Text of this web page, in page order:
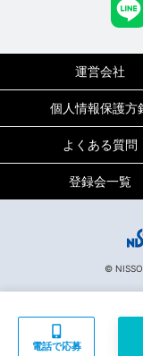
電話で応募
平日
運営会社
個人情報保護方
よくある質問
登録会一覧
© NISSO